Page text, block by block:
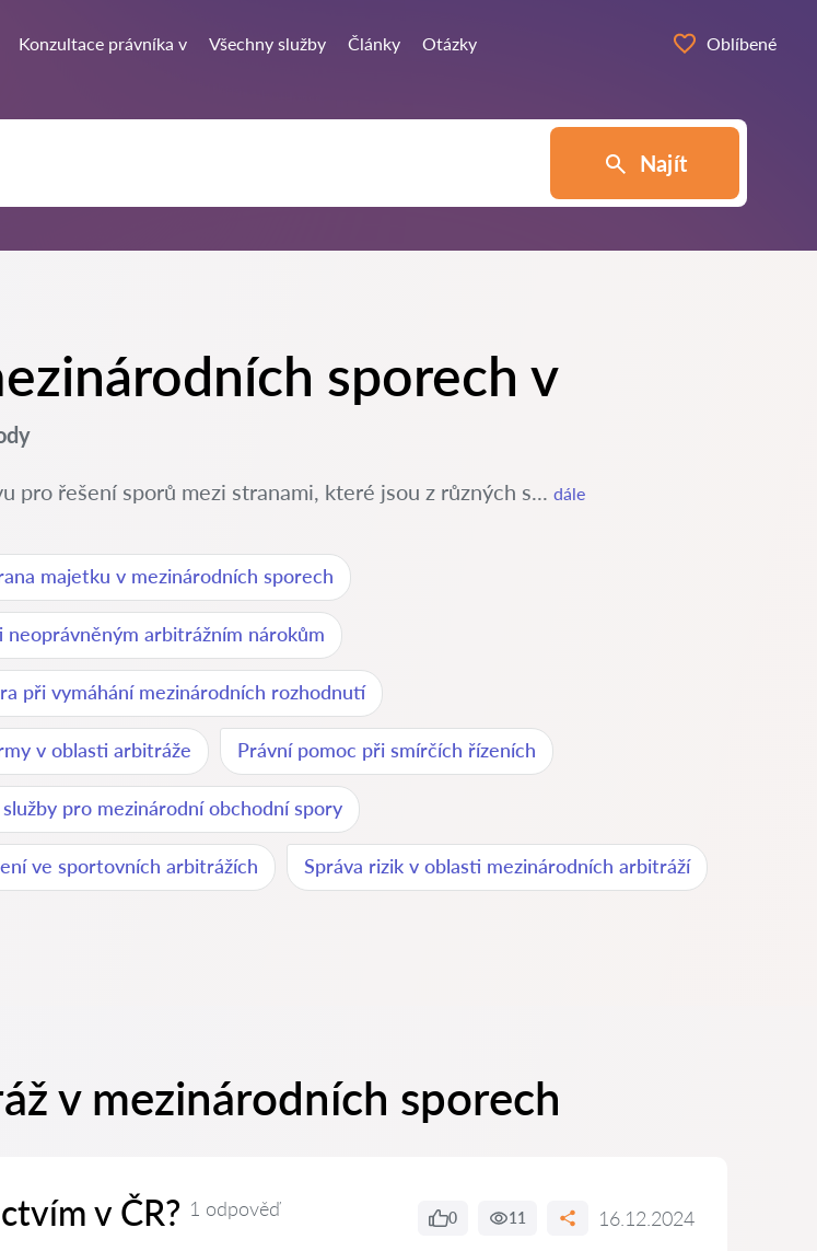
Konzultace právníka v Všechny služby Články Otázky Oblíbené
Najít
sporech v
řešení sporů mezi stranami, které jsou z různých s... dále
majetku v mezinárodních sporech
neoprávněným arbitrážním nárokům
při vymáhání mezinárodních rozhodnutí
v oblasti arbitráže Právní pomoc při smírčích řízeních
pro mezinárodní obchodní spory
ve sportovních arbitrážích Správa rizik v oblasti mezinárodních arbitráží
v mezinárodních sporech
v ČR? 1 odpověď 0 11 16.12.2024